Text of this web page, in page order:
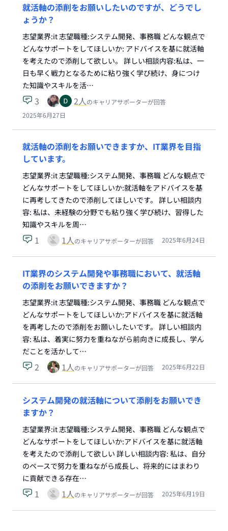
就活軸の添削をお願いしたいのですが、どうでし
ょうか？
志望業界:it 志望職種:システム開発、事務職 どんな観点で
どんなサポートをしてほしいか: アドバイスを基に就活軸
を考えたので添削して欲しい。 詳しい相談内容:私は、一
日も早く戦力となるために粘り強く学び続け、身につけ
た知識やスキルを活…
3 2人のキャリアサポーターが回答
2025年6月27日
就活軸の添削をお願いできますか、IT業界を目指
しています。
志望業界:it 志望職種:システム開発、事務職 どんな観点で
どんなサポートをしてほしいか:就活軸をアドバイスを基
に再考してきたので添削してほしいです。 詳しい相談内
容: 私は、未経験の分野でも粘り強く学び続け、習得した
知識やスキルを周…
1 1人のキャリアサポーターが回答 2025年6月24日
IT業界のシステム開発や事務職において、就活軸
の添削をお願いできますか？
志望業界:it 志望職種:システム開発、事務職 どんな観点で
どんなサポートをしてほしいか:アドバイスを基に就活軸
を再考したので添削をお願いしたいです。 詳しい相談内
容: 私は、着実に努力を重ねながら前向きに成長し、学ん
だことを活かして…
2 1人のキャリアサポーターが回答 2025年6月22日
システム開発の就活軸について添削をお願いでき
ますか？
志望業界:it 志望職種:システム開発、事務職 どんな観点で
どんなサポートをしてほしいか:アドバイスを基に就活軸
を考えたので添削して欲しい 詳しい相談内容: 私は、自分
のペースで努力を重ねながら成長し、将来的にはまわり
に貢献できる存在…
1 1人のキャリアサポーターが回答 2025年6月19日